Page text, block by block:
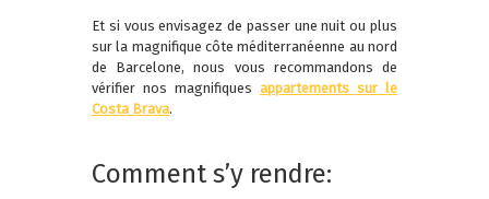
Et si vous envisagez de passer une nuit ou plus
sur la magnifique côte méditerranéenne au nord
de Barcelone, nous vous recommandons de
vérifier nos magnifiques appartements sur le
Costa Brava.
Comment s’y rendre: